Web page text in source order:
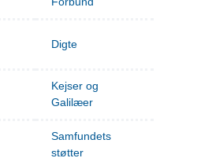
Digte
Kejser og
Galilæer
Samfundets
støtter